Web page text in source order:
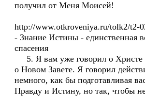
получил от Меня Моисей!
http://www.otkroveniya.ru/tolk2/t2-
- Знание Истины - единственная
спасения
5. Я вам уже говорил о Христе
о Новом Завете. Я говорил
немного, как бы подготавливая
Правду и Истину, но так, чтобы